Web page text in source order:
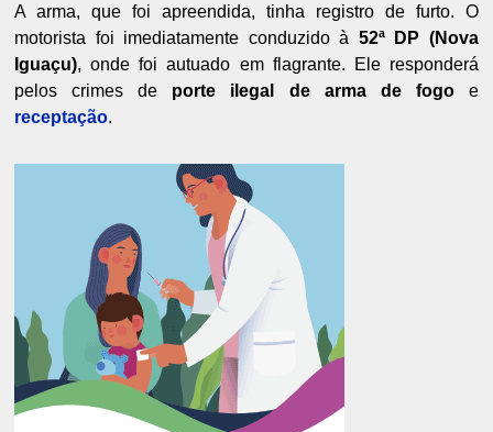
A arma, que foi apreendida, tinha registro de furto. O
motorista foi imediatamente conduzido à 52ª DP (Nova
Iguaçu), onde foi autuado em flagrante. Ele responderá
pelos crimes de porte ilegal de arma de fogoe
receptação.